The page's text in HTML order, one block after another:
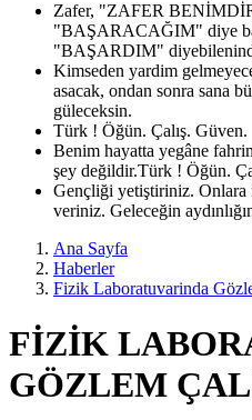
Zafer, "ZAFER
"BAŞARACAĞIM" diye
"BAŞARDIM"
Kimseden yardim
asacak, ondan sonra sana
güleceksin.
Türk ! Öğün. Çalış. Güven.
Benim hayatta yegâne
şey değildir.Türk ! Öğün.
Gençliği yetiştiriniz.
veriniz. Geleceğin
Ana Sayfa
Haberler
Fizik Laboratuvarinda
FİZİK
GÖZLEM